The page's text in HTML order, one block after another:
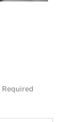
Required